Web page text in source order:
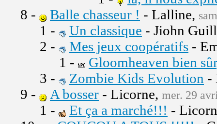
8 -
Balle chasseur ! - Lalline,
1 - Un classique - Jiohn
2 -
Mes jeux coopératifs -
1 -
Gloomheaven bien
3 -
Zombie Kids Evolution -
9 -
A bosser - Licorne, mer. 29
1 - Et ça a marché!!! -